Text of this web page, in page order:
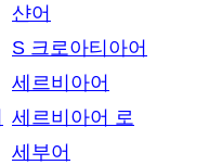
샨어
S 크로아티아어
세르비아어
세르비아어 로
세부어